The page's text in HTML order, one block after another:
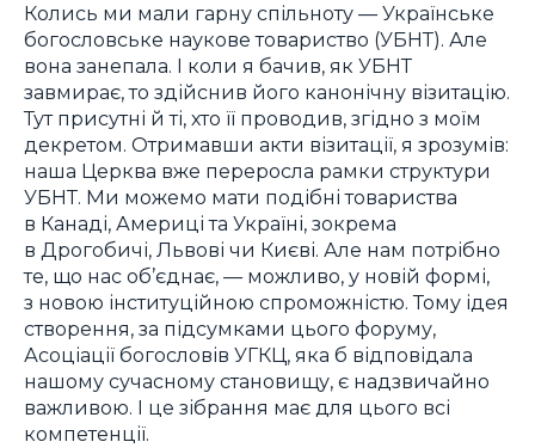
Колись ми мали гарну спільноту — Українське
богословське наукове товариство (УБНТ). Але
вона занепала. І коли я бачив, як УБНТ
завмирає, то здійснив його канонічну візитацію.
Тут присутні й ті, хто її проводив, згідно з моїм
декретом. Отримавши акти візитації, я зрозумів:
наша Церква вже переросла рамки структури
УБНТ. Ми можемо мати подібні товариства
в Канаді, Америці та Україні, зокрема
в Дрогобичі, Львові чи Києві. Але нам потрібно
те, що нас об’єднає, — можливо, у новій формі,
з новою інституційною спроможністю. Тому ідея
створення, за підсумками цього форуму,
Асоціації богословів УГКЦ, яка б відповідала
нашому сучасному становищу, є надзвичайно
важливою. І це зібрання має для цього всі
компетенції.